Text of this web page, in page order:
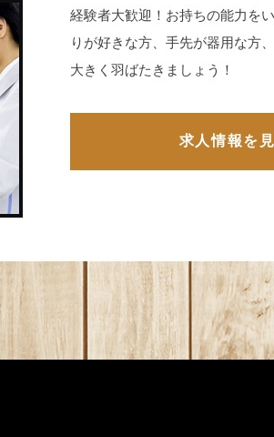
経験者大歓迎！お持ちの能力を
りが好きな方、手先が器用な方
大きく羽ばたきましょう！
求人情報を